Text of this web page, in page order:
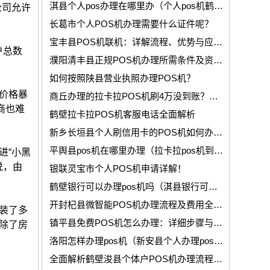
允许
总数
格暴
也难
“小黑
，由
了多
了房
淇县个人pos办理在哪里办（个人pos机鹤壁哪里办理手续）
长葛市个人POS机办理需要什么证件呢？
宝丰县POS机联机：详解流程、优势与应用！
濮阳清丰县正规POS机办理所需条件及资料说明！
如何按照陕县营业执照办理POS机？
商丘办理的拉卡拉POS机刷4万没到账？拉卡拉刷的钱没到账怎么办？
鹤壁拉卡拉POS机客服电话全面解析
新乡长垣县个人刷信用卡的POS机如何办理?
平舆县pos机在哪里办理（拉卡拉pos机到驻马店哪里可以办理）
银联灵宝市个人POS机申请详解！
鹤壁银行可以办理pos机吗（淇县银行可以办理pos刷卡机吗）
开封杞县微智能POS机办理流程及费用全面讲解！
镇平县免费POS机怎么办理：详细步骤与注意事项!
洛阳怎样办理pos机（新安县个人办理pos机怎么注销了）
全面解析鹤壁浚县个体户POS机办理流程及申请事项！